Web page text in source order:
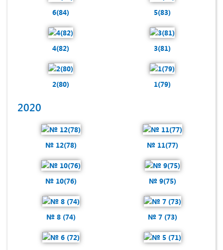
6(84) 5(83)
4(82) 3(81)
2(80) 1(79)
2020
№ 12(78) № 11(77)
№ 10(76) № 9(75)
№ 8 (74) № 7 (73)